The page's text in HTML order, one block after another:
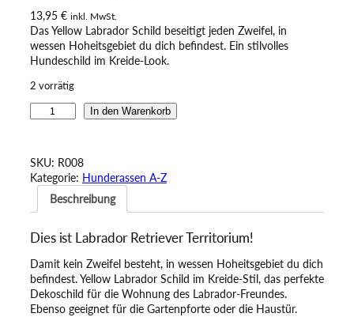
13,95 € inkl. MwSt.
Das Yellow Labrador Schild beseitigt jeden Zweifel, in
wessen Hoheitsgebiet du dich befindest. Ein stilvolles
Hundeschild im Kreide-Look.
2 vorrätig
o
w
a
b
r
a
d
o
r
In den Warenkorb
SKU: R008
Kategorie: Hunderassen A-Z
Beschreibung
Dies ist Labrador Retriever Territorium!
Damit kein Zweifel besteht, in wessen Hoheitsgebiet du dich
befindest. Yellow Labrador Schild im Kreide-Stil, das perfekte
Dekoschild für die Wohnung des Labrador-Freundes.
Ebenso geeignet für die Gartenpforte oder die Haustür.